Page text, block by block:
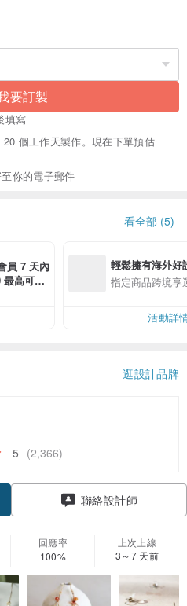
要訂製
填寫
個工作天製作。現在下單預估
你的電子郵件
看全部 (5)
員 7 天內
高可折
輕鬆擁有海外好
指定商品跨境享
活動詳
逛設計品牌
5 (2,366)
聯絡設計師
回應率
100%
上次上線
3～7 天前